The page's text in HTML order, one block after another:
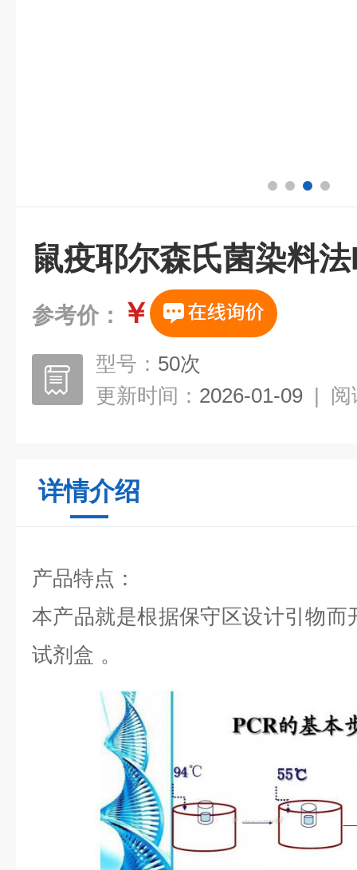
鼠疫耶尔森氏菌染料
参考价： ￥
型号： 50次
更新时间： 2026-01-09 | 阅
详情介绍
产品特点：
本产品就是根据保守区设计引物而
试剂盒 。